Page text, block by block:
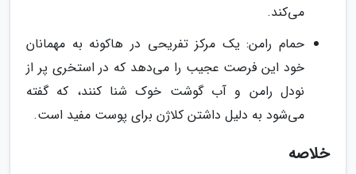
می‌کند.
حمام رامن: یک مرکز تفریحی در هاکونه به مهمانان
خود این فرصت عجیب را می‌دهد که در استخری پر از
نودل رامن و آب گوشت خوک شنا کنند، که گفته
می‌شود به دلیل داشتن کلاژن برای پوست مفید است.
خلاصه